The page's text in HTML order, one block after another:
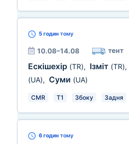
5 годин тому
10.08–14.08 тент
Ескішехір (TR), Ізміт (TR),
(UA), Суми (UA)
CMR T1 Збоку Задня
6 годин тому